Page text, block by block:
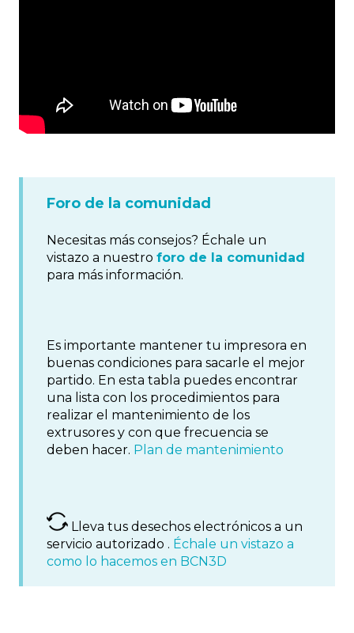
Foro de la comunidad
Necesitas más consejos? Échale un
vistazo a nuestro foro de la comunidad
para más información.
Es importante mantener tu impresora en
buenas condiciones para sacarle el mejor
partido. En esta tabla puedes encontrar
una lista con los procedimientos para
realizar el mantenimiento de los
extrusores y con que frecuencia se
deben hacer. Plan de mantenimiento
Lleva tus desechos electrónicos a un
servicio autorizado . Échale un vistazo a
como lo hacemos en BCN3D